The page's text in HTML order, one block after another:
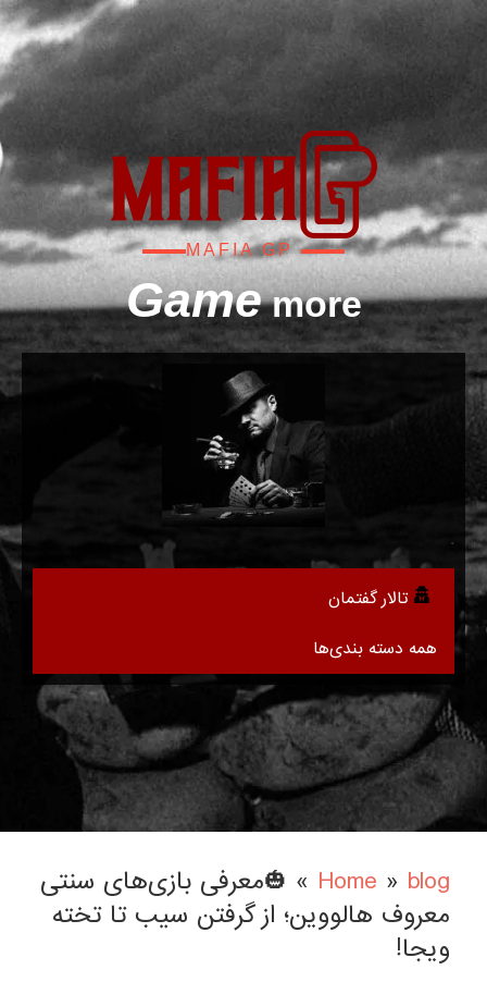
MAFIA GP
more
Game
.
تالار گفتمان
همه دسته بندی‌ها
Home » blog
» 🎃معرفی بازی‌های سنتی
معروف هالووین؛ از گرفتن سیب تا تخته
ویجا!